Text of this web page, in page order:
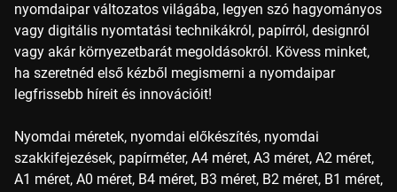
nyomdaipar változatos világába, legyen szó hagyományos
vagy digitális nyomtatási technikákról, papírról, designról
vagy akár környezetbarát megoldásokról. Kövess minket,
ha szeretnéd első kézből megismerni a nyomdaipar
legfrissebb híreit és innovációit!
Nyomdai méretek, nyomdai előkészítés, nyomdai
szakkifejezések, papírméter, A4 méret, A3 méret, A2 méret,
A1 méret, A0 méret, B4 méret, B3 méret, B2 méret, B1 méret,